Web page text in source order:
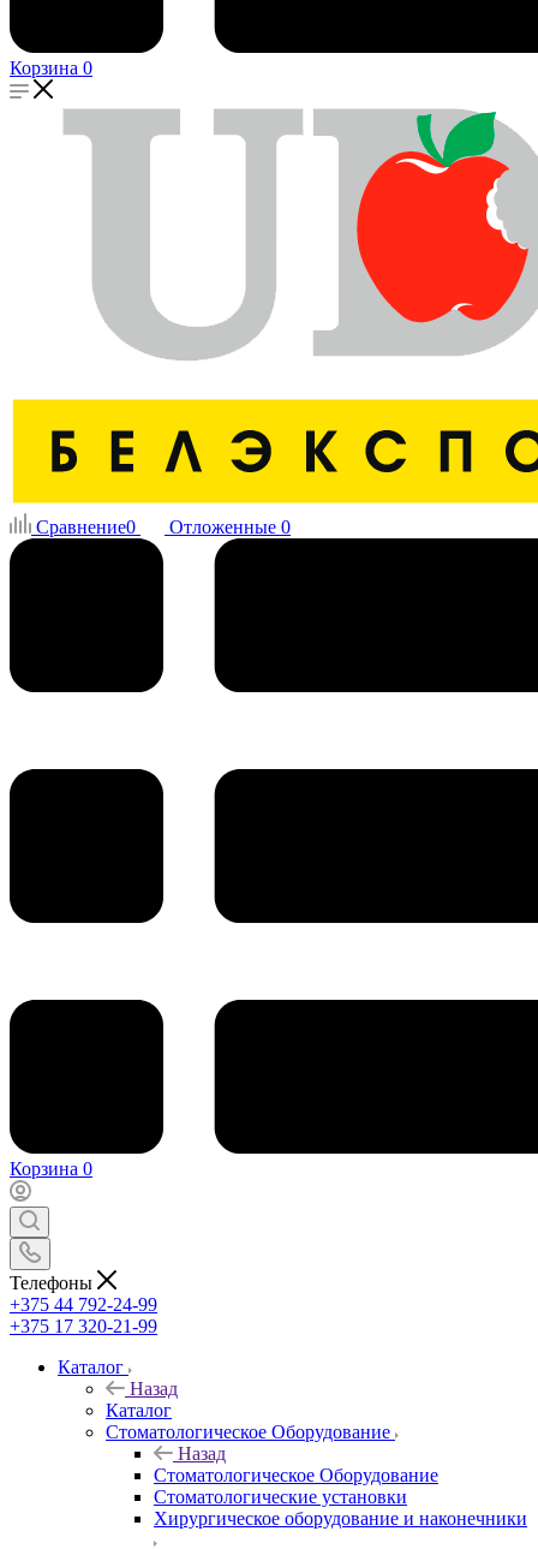
Корзина 0
Сравнение0 Отложенные 0
Корзина 0
Телефоны
+375 44 792-24-99
+375 17 320-21-99
Каталог
Назад
Каталог
Стоматологическое Оборудование
Назад
Стоматологическое Оборудование
Стоматологические установки
Хирургическое оборудование и наконечники